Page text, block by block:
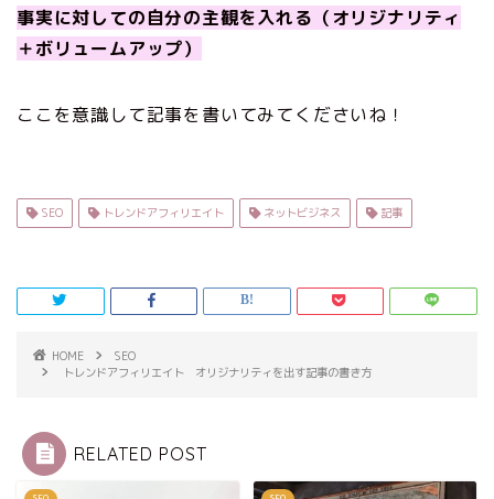
事実に対しての自分の主観を入れる（オリジナリティ
＋ボリュームアップ）
ここを意識して記事を書いてみてくださいね！
SEO トレンドアフィリエイト ネットビジネス 記事
HOME
SEO
トレンドアフィリエイト オリジナリティを出す記事の書き方
RELATED POST